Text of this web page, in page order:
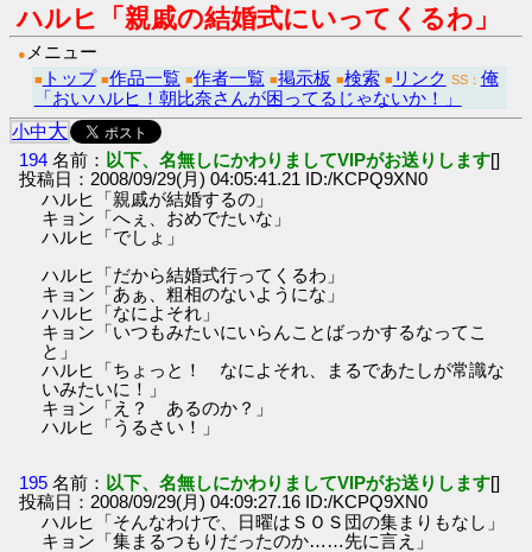
ハルヒ「親戚の結婚式にいってくるわ」
● メニュー
■ トップ ■作品一覧 ■作者一覧 ■掲示板 ■検索 ■ リンク SS： 俺
「おいハルヒ！朝比奈さんが困ってるじゃないか！」
小中大
194 名前： 以下、名無しにかわりましてVIPがお送りします[]
投稿日：2008/09/29(月) 04:05:41.21 ID:/KCPQ9XN0
ハルヒ「親戚が結婚するの」
キョン「へぇ、おめでたいな」
ハルヒ「でしょ」
ハルヒ「だから結婚式行ってくるわ」
キョン「あぁ、粗相のないようにな」
ハルヒ「なによそれ」
キョン「いつもみたいにいらんことばっかするなってこ
と」
ハルヒ「ちょっと！ なによそれ、まるであたしが常識な
いみたいに！」
キョン「え？ あるのか？」
ハルヒ「うるさい！」
195 名前： 以下、名無しにかわりましてVIPがお送りします[]
投稿日：2008/09/29(月) 04:09:27.16 ID:/KCPQ9XN0
ハルヒ「そんなわけで、日曜はＳＯＳ団の集まりもなし」
キョン「集まるつもりだったのか……先に言え」